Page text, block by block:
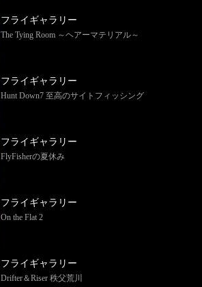
フライギャラリー
The Tying Room ～ヘアーマテリアル～
フライギャラリー
Hunt Down7 至高のサイトフィッシング
フライギャラリー
FlyFisherの夏休み
フライギャラリー
On the Flat 2
フライギャラリー
Drifter＆Riser 秩父荒川